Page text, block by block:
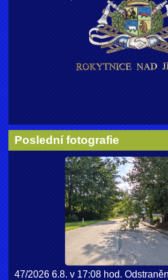
Poslední fotografie
47/2026 6.8. v 17:08 hod.